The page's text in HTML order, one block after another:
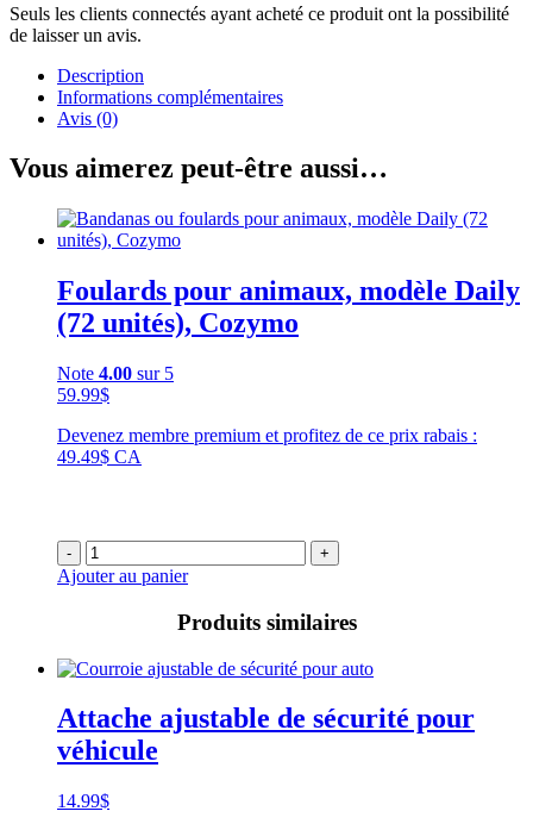
Seuls les clients connectés ayant acheté ce produit ont la possibilité
de laisser un avis.
Description
Informations complémentaires
Avis (0)
Vous aimerez peut-être aussi…
Foulards pour animaux, modèle Daily
(72 unités), Cozymo
Note 4.00 sur 5
59.99$
Devenez membre premium et profitez de ce prix rabais :
49.49$ CA
- +
Ajouter au panier
Produits similaires
Attache ajustable de sécurité pour
véhicule
14.99$